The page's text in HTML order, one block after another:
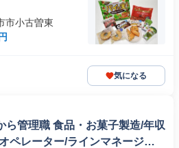
市小古曽東
気になる
ら管理職 食品・お菓子製造/年収
ペレーター/ラインマネージャ